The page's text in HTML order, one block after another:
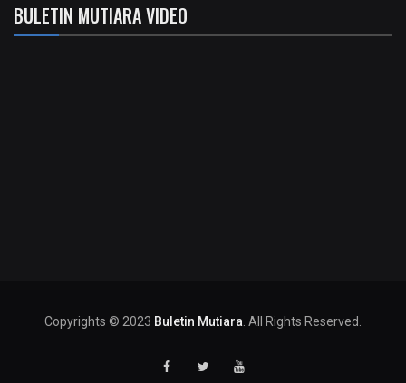
BULETIN MUTIARA VIDEO
Copyrights © 2023 Buletin Mutiara . All Rights Reserved.